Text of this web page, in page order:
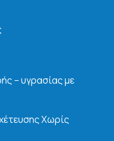
– υγρασίας με
Χωρίς